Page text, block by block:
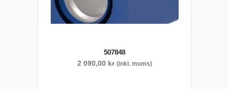
507848
2 090,00 kr (inkl. moms)